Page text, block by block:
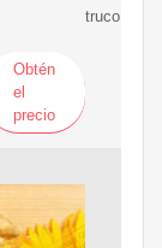
truco.
Obtén
el
precio